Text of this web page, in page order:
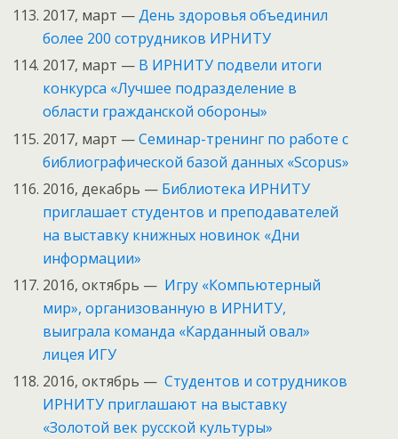
2017, март —День здоровья объединил
более 200 сотрудников ИРНИТУ
2017, март — В ИРНИТУ подвели итоги
конкурса «Лучшее подразделение в
области гражданской обороны»
2017, март —Семинар-тренинг по работе с
библиографической базой данных «Scopus»
2016, декабрь — Библиотека ИРНИТУ
приглашает студентов и преподавателей
на выставку книжных новинок «Дни
информации»
2016, октябрь — Игру «Компьютерный
мир», организованную в ИРНИТУ,
выиграла команда «Карданный овал»
лицея ИГУ
2016, октябрь —Студентов и сотрудников
ИРНИТУ приглашают на выставку
«Золотой век русской культуры»